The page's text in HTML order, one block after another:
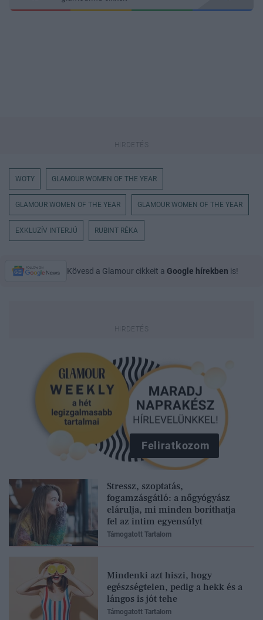
WOTY GLAMOUR WOMEN OF THE YEAR
GLAMOUR WOMEN OF THE YEAR GLAMOUR WOMEN OF THE YEAR
EXKLUZÍV INTERJÚ RUBINT RÉKA
Kövesd a Glamour cikkeit a Google hírekben is!
Feliratkozom
Stressz, szoptatás,
fogamzásgátló: a nőgyógyász
elárulja, mi minden boríthatja
fel az intim egyensúlyt
Támogatott Tartalom
Mindenki azt hiszi, hogy
egészségtelen, pedig a hekk és a
lángos is jót tehe
Támogatott Tartalom